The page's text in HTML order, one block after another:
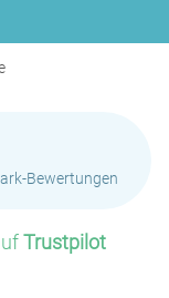
Bewertungen
Trustpilot